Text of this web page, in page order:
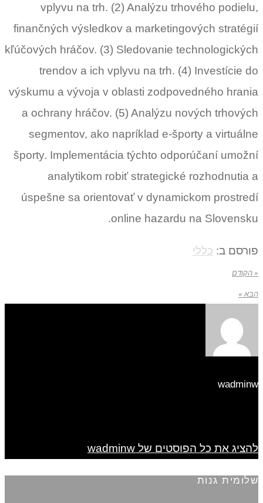
vplyvu na trh. (2) Analýzu trhového podielu,
finančných výsledkov a marketingových stratégií
kľúčových hráčov. (3) Sledovanie technologických
trendov a ich vplyvu na trh. (4) Investície do
výskumu a vývoja v oblasti zodpovedného hrania
a ochrany hráčov. (5) Analýzu nových trhových
segmentov, ako napríklad e-športy a virtuálne
športy. Implementácia týchto odporúčaní umožní
analytikom robiť strategické rozhodnutia a
úspešne sa orientovať v dynamickom prostredí
online hazardu na Slovensku.
פורסם ב: כללי
« הקודם
הבא »
wadminw
להציג את כל הפוסטים של wadminw
שלומית גנות